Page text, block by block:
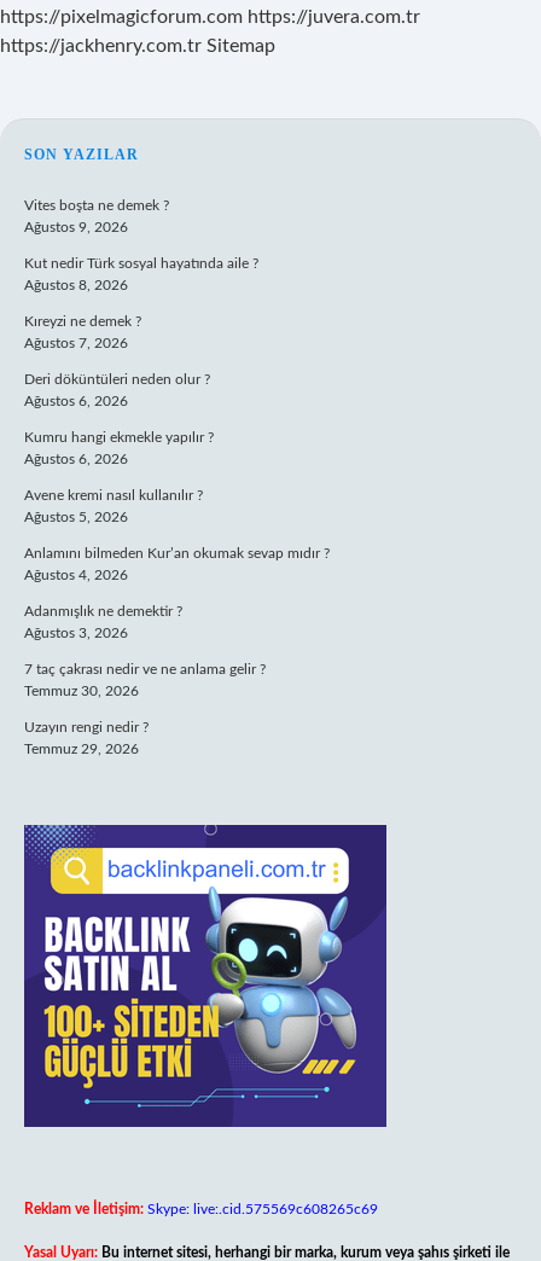
https://pixelmagicforum.com https://juvera.com.tr
https://jackhenry.com.tr Sitemap
SIDEBAR
SON YAZILAR
Vites boşta ne demek ?
Ağustos 9, 2026
Kut nedir Türk sosyal hayatında aile ?
Ağustos 8, 2026
Kıreyzi ne demek ?
Ağustos 7, 2026
Deri döküntüleri neden olur ?
Ağustos 6, 2026
Kumru hangi ekmekle yapılır ?
Ağustos 6, 2026
Avene kremi nasıl kullanılır ?
Ağustos 5, 2026
Anlamını bilmeden Kur’an okumak sevap mıdır ?
Ağustos 4, 2026
Adanmışlık ne demektir ?
Ağustos 3, 2026
7 taç çakrası nedir ve ne anlama gelir ?
Temmuz 30, 2026
Uzayın rengi nedir ?
Temmuz 29, 2026
Reklam ve İletişim: Skype: live:.cid.575569c608265c69
Yasal Uyarı: Bu internet sitesi, herhangi bir marka, kurum veya şahıs şirketi ile